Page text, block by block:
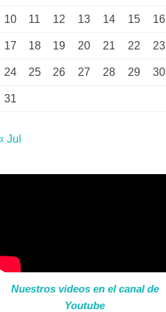
10 11 12 13 14 15 16
17 18 19 20 21 22 23
24 25 26 27 28 29 30
31
Jul
Nuestros videos en el canal de
Youtube